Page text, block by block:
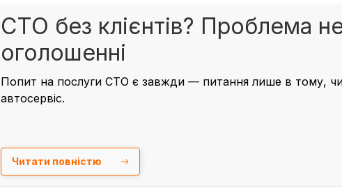
СТО без клієнтів? Проблема
оголошенні
Попит на послуги СТО є завжди — питання лише в тому,
автосервіс.
Читати повністю